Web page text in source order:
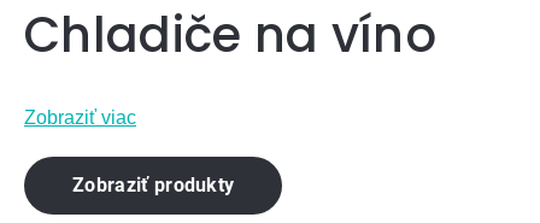
Chladiče na víno
Zobraziť viac
Zobraziť produkty